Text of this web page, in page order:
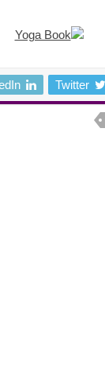
Twitter